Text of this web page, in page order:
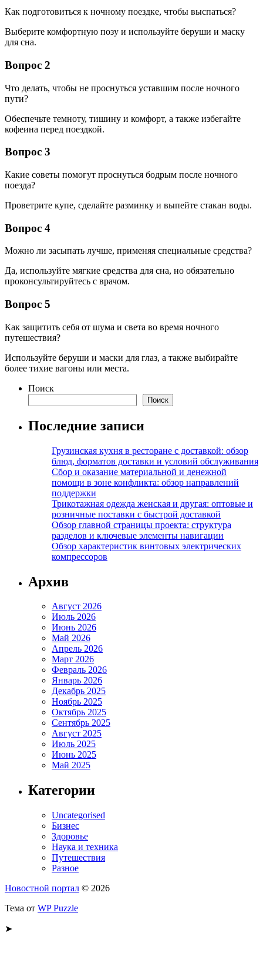
Как подготовиться к ночному поездке, чтобы выспаться?
Выберите комфортную позу и используйте беруши и маску
для сна.
Вопрос 2
Что делать, чтобы не проснуться уставшим после ночного
пути?
Обеспечьте темноту, тишину и комфорт, а также избегайте
кофеина перед поездкой.
Вопрос 3
Какие советы помогут проснуться бодрым после ночного
поезда?
Проветрите купе, сделайте разминку и выпейте стакан воды.
Вопрос 4
Можно ли засыпать лучше, применяя специальные средства?
Да, используйте мягкие средства для сна, но обязательно
проконсультируйтесь с врачом.
Вопрос 5
Как защитить себя от шума и света во время ночного
путешествия?
Используйте беруши и маски для глаз, а также выбирайте
более тихие вагоны или места.
Поиск
Поиск
Последние записи
Грузинская кухня в ресторане с доставкой: обзор
блюд, форматов доставки и условий обслуживания
Сбор и оказание материальной и денежной
помощи в зоне конфликта: обзор направлений
поддержки
Трикотажная одежда женская и другая: оптовые и
розничные поставки с быстрой доставкой
Обзор главной страницы проекта: структура
разделов и ключевые элементы навигации
Обзор характеристик винтовых электрических
компрессоров
Архив
Август 2026
Июль 2026
Июнь 2026
Май 2026
Апрель 2026
Март 2026
Февраль 2026
Январь 2026
Декабрь 2025
Ноябрь 2025
Октябрь 2025
Сентябрь 2025
Август 2025
Июль 2025
Июнь 2025
Май 2025
Категории
Uncategorised
Бизнес
Здоровье
Наука и техника
Путешествия
Разное
Новостной портал © 2026
Тема от WP Puzzle
➤